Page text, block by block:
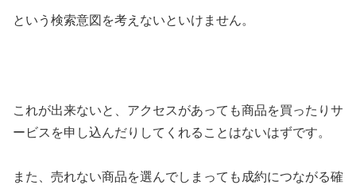
という検索意図を考えないといけません。
これが出来ないと、アクセスがあっても商品を買ったりサ
ービスを申し込んだりしてくれることはないはずです。
また、売れない商品を選んでしまっても成約につながる確